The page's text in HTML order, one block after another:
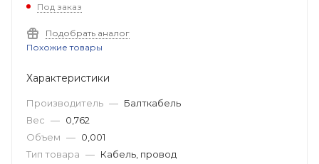
Под заказ
Подобрать аналог
Похожие товары
Характеристики
Производитель — Балткабель
Вес — 0,762
Объем — 0,001
Тип товара — Кабель, провод